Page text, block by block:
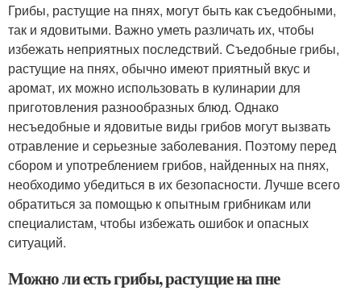
Грибы, растущие на пнях, могут быть как съедобными,
так и ядовитыми. Важно уметь различать их, чтобы
избежать неприятных последствий. Съедобные грибы,
растущие на пнях, обычно имеют приятный вкус и
аромат, их можно использовать в кулинарии для
приготовления разнообразных блюд. Однако
несъедобные и ядовитые виды грибов могут вызвать
отравление и серьезные заболевания. Поэтому перед
сбором и употреблением грибов, найденных на пнях,
необходимо убедиться в их безопасности. Лучше всего
обратиться за помощью к опытным грибникам или
специалистам, чтобы избежать ошибок и опасных
ситуаций.
Можно ли есть грибы, растущие на пне